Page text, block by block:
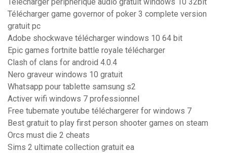
Telecharger peripherique audio gratuit windows 10 32bit
Télécharger game governor of poker 3 complete version
gratuit pc
Adobe shockwave télécharger windows 10 64 bit
Epic games fortnite battle royale télécharger
Clash of clans for android 4.0.4
Nero graveur windows 10 gratuit
Whatsapp pour tablette samsung s2
Activer wifi windows 7 professionnel
Free tubemate youtube téléchargerer for windows 7
Best gratuit to play first person shooter games on steam
Orcs must die 2 cheats
Sims 2 ultimate collection gratuit ea